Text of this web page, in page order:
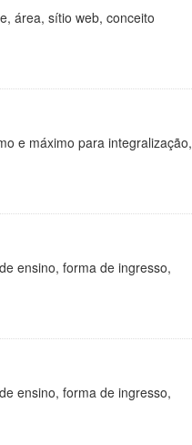
área, sítio web, conceito
e máximo para integralização,
ensino, forma de ingresso,
ensino, forma de ingresso,